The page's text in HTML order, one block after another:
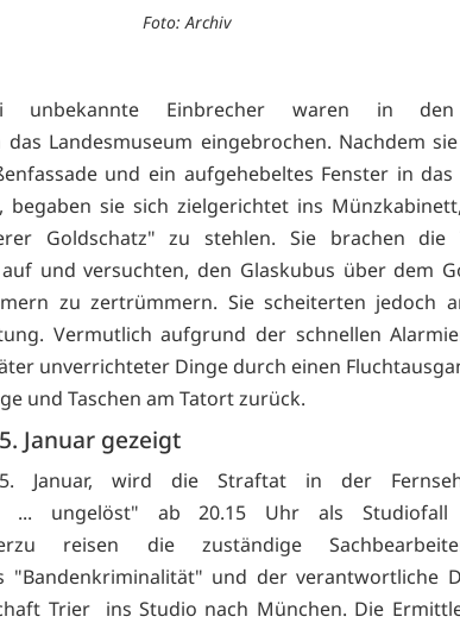
Foto: Archiv
unbekannte Einbrecher waren in
Landesmuseum eingebrochen. Nachdem
und ein aufgehebeltes Fenster in das
begaben sie sich zielgerichtet ins
Goldschatz" zu stehlen. Sie brachen die
und versuchten, den Glaskubus über dem
zu zertrümmern. Sie scheiterten jedoch
Vermutlich aufgrund der schnellen
unverrichteter Dinge durch einen
und Taschen am Tatort zurück.
Januar gezeigt
Januar, wird die Straftat in der
... ungelöst" ab 20.15 Uhr als
reisen die zuständige
"Bandenkriminalität" und der verantwortliche
Trier ins Studio nach München. Die